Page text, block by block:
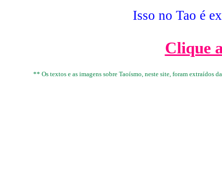
Isso no Tao é
Clique
** Os textos e as imagens sobre Taoísmo, neste site, foram extraídos